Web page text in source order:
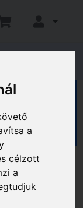
a
célzott
a